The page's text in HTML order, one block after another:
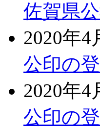
佐賀県
2020年4
公印の
2020年4
公印の